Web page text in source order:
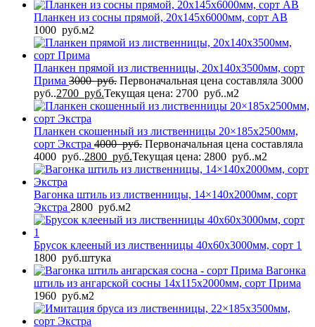
Планкен из сосны прямой, 20x145x6000мм, сорт AB
1000 руб.м2
Планкен прямой из лиственницы, 20x140x3500мм, сорт
Прима 3000руб. Первоначальная цена составляла 3000
руб..2700 руб.Текущая цена: 2700 руб..м2
Планкен скошенный из лиственницы 20×185x2500мм,
сорт Экстра 4000руб. Первоначальная цена составляла
4000 руб..2800 руб.Текущая цена: 2800 руб..м2
Вагонка штиль из лиственницы, 14×140x2000мм, сорт
Экстра 2800 руб.м2
Брусок клееный из лиственницы 40x60x3000мм, сорт 1
1800 руб.штука
Вагонка
штиль из ангарской сосны 14x115x2000мм, сорт Прима
1960 руб.м2